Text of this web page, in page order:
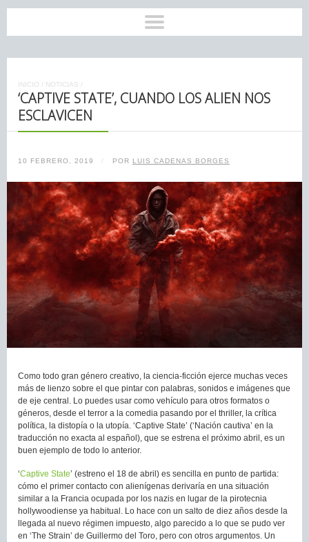
INICIO / NOTICIAS /
‘CAPTIVE STATE’, CUANDO LOS ALIEN NOS
ESCLAVICEN
10 FEBRERO, 2019 / POR LUIS CADENAS BORGES
Como todo gran género creativo, la ciencia-ficción ejerce muchas veces
más de lienzo sobre el que pintar con palabras, sonidos e imágenes que
de eje central. Lo puedes usar como vehículo para otros formatos o
géneros, desde el terror a la comedia pasando por el thriller, la crítica
política, la distopía o la utopía. ‘Captive State’ (‘Nación cautiva’ en la
traducción no exacta al español), que se estrena el próximo abril, es un
buen ejemplo de todo lo anterior.
‘Captive State’ (estreno el 18 de abril) es sencilla en punto de partida:
cómo el primer contacto con alienígenas derivaría en una situación
similar a la Francia ocupada por los nazis en lugar de la pirotecnia
hollywoodiense ya habitual. Lo hace con un salto de diez años desde la
llegada al nuevo régimen impuesto, algo parecido a lo que se pudo ver
en ‘The Strain’ de Guillermo del Toro, pero con otros argumentos. Un